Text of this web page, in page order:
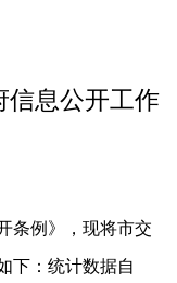
信息公开工作
例》，现将市交
下：统计数据自